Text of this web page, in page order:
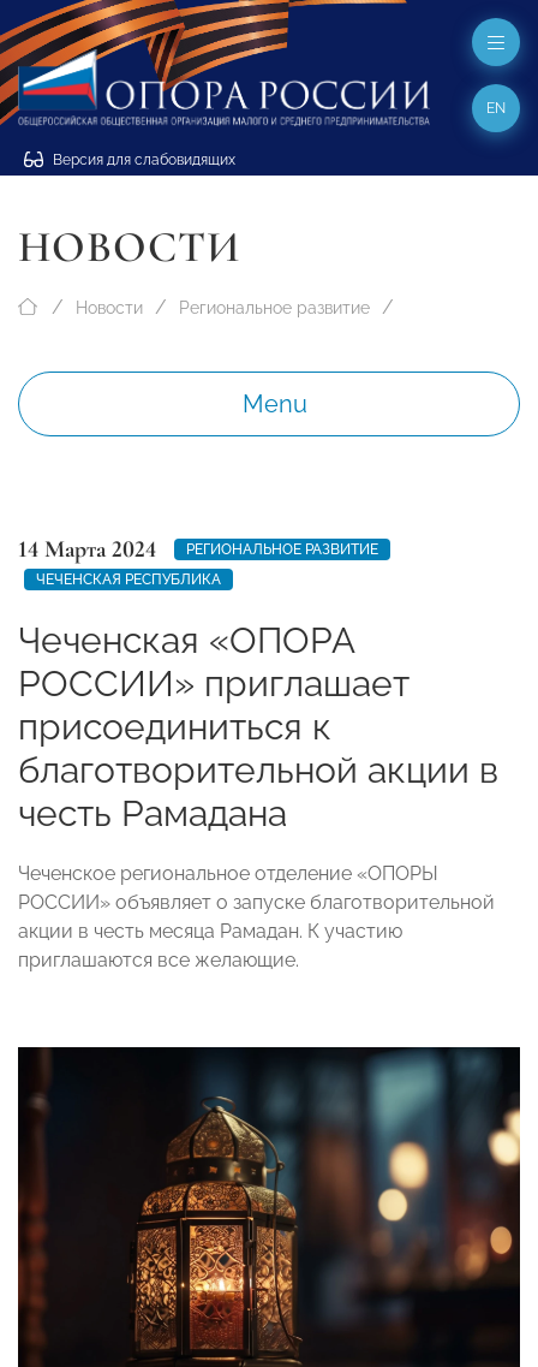
Версия для слабовидящих
EN
НОВОСТИ
Новости Региональное развитие
Menu
14 Марта 2024
РЕГИОНАЛЬНОЕ РАЗВИТИЕ
ЧЕЧЕНСКАЯ РЕСПУБЛИКА
Чеченская «ОПОРА
РОССИИ» приглашает
присоединиться к
благотворительной акции в
честь Рамадана
Чеченское региональное отделение «ОПОРЫ
РОССИИ» объявляет о запуске благотворительной
акции в честь месяца Рамадан. К участию
приглашаются все желающие.